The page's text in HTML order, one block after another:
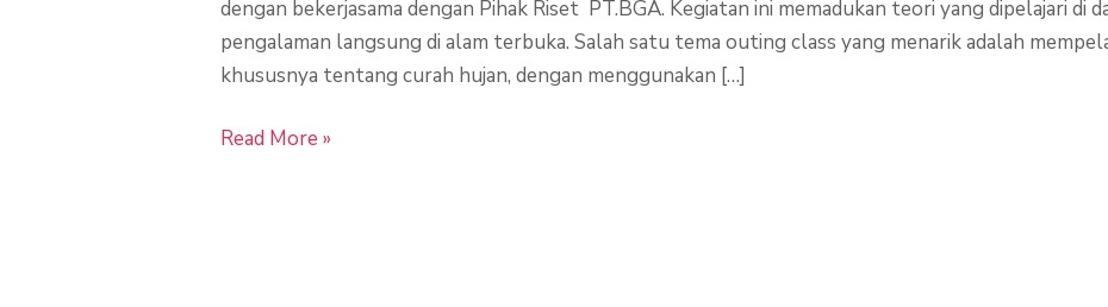
dengan bekerjasama dengan Pihak Riset PT.BGA. Kegiatan ini memadukan teori yang dipelajari di
pengalaman langsung di alam terbuka. Salah satu tema outing class yang menarik adalah
khususnya tentang curah hujan, dengan menggunakan […]
Read More »